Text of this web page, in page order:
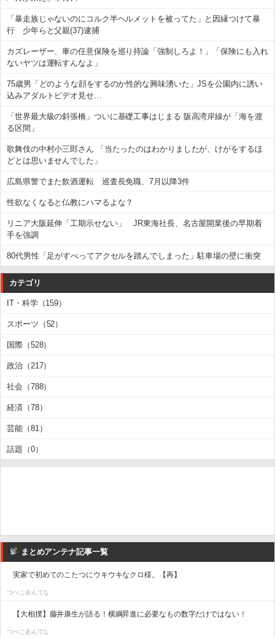
「暴走族じゃないのにコルク半ヘルメットを被ってた」と因縁つけて暴
行 少年らと父親(37)逮捕
カズレーザー、車の任意保険を巡り持論「強制しろよ！」「保険にも入れ
ないヤツは運転すんなよ」
75歳男「どのような顔をするのか性的な興味湧いた」JSを公園内に誘い
込みアダルトビデオ見せ…
「世界最大級の斜張橋」ついに基礎工事はじまる 阪高湾岸線が「海を渡
る区間」
歌舞伎の中村小三郎さん 「当たったのはわかりましたが、けがをするほ
どとは思いませんでした」
広島県警でまた飲酒運転 巡査長免職、7月以降3件
性欲なくなると仏教にハマるよな？
リニア大阪延伸「工期示せない」 JR東海社長、名古屋開業後の早期着
手を強調
80代男性「足がすべってアクセルを踏んでしまった」駐車場の壁に衝突
カテゴリ
IT・科学（159）
スポーツ（52）
国際（528）
政治（217）
社会（788）
経済（78）
芸能（81）
話題（0）
まとめアンテナ記事一覧
実家で初めてのこたつにウキウキなクロ様。【再】
つべこあんてな
【大相撲】藤井康生が語る！横綱昇進に必要なもの数字だけではない！
つべこあんてな